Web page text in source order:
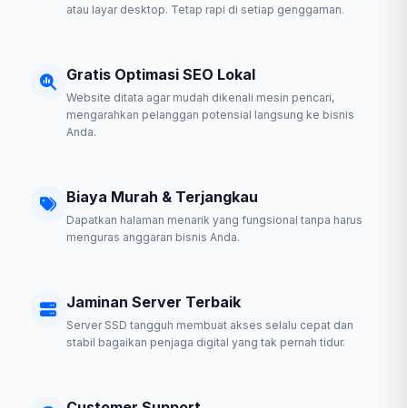
atau layar desktop. Tetap rapi di setiap genggaman.
Gratis Optimasi SEO Lokal
Website ditata agar mudah dikenali mesin pencari,
mengarahkan pelanggan potensial langsung ke bisnis
Anda.
Biaya Murah & Terjangkau
Dapatkan halaman menarik yang fungsional tanpa harus
menguras anggaran bisnis Anda.
Jaminan Server Terbaik
Server SSD tangguh membuat akses selalu cepat dan
stabil bagaikan penjaga digital yang tak pernah tidur.